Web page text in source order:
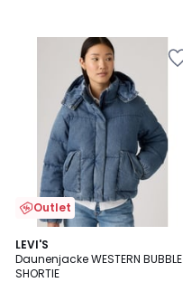
Outlet
LEVI'S
Daunenjacke WESTERN BUBBLE
SHORTIE
5
/
5